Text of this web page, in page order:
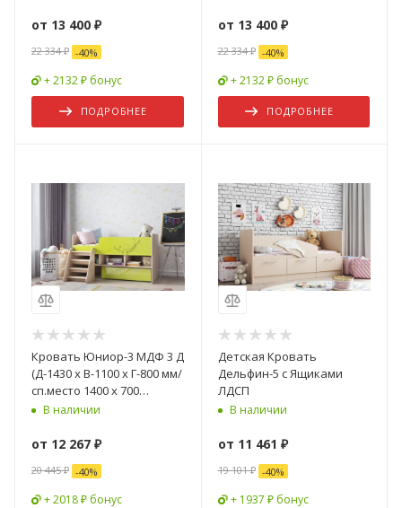
от 13 400 ₽
22 334 ₽ -40%
+ 2132 ₽ бонус
ПОДРОБНЕЕ
от 13 400 ₽
22 334 ₽ -40%
+ 2132 ₽ бонус
ПОДРОБНЕЕ
Кровать Юниор-3 МДФ 3 Д
(Д-1430 х В-1100 х Г-800 мм/
сп.место 1400 х 700
мм)Разные Цвета
В наличии
от 12 267 ₽
20 445 ₽ -40%
+ 2018 ₽ бонус
Детская Кровать
Дельфин-5 с Ящиками
ЛДСП
В наличии
от 11 461 ₽
19 101 ₽ -40%
+ 1937 ₽ бонус